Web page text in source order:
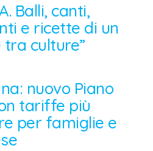
Balli, canti,
e ricette di un
tra culture”
nuovo Piano
tariffe più
per famiglie e